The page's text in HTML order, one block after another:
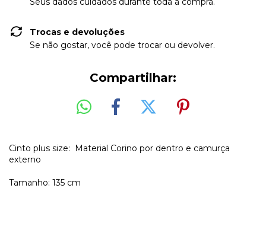
Trocas e devoluções
Se não gostar, você pode trocar ou devolver.
Compartilhar:
Cinto plus size: Material Corino por dentro e camurça
externo
Tamanho: 135 cm